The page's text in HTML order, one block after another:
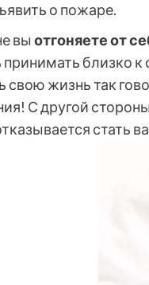
о пожаре.
вы отгоняете от
принимать близко к
свою жизнь так
С другой
стать